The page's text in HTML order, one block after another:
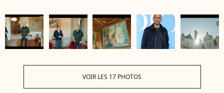
VOIR LES 17 PHOTOS